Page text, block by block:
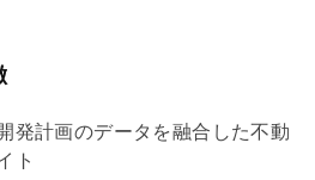
発計画のデータを融合した不動
ト